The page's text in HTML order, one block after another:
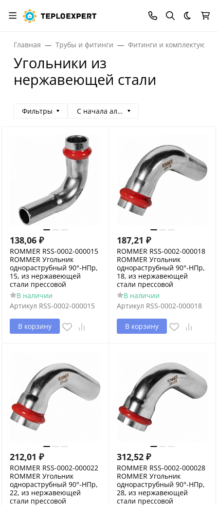
Темная
Главная Трубы и фитинги Фитинги и
Угольники из
нержавеющей стали
Фильтры С начала алфавита
138,06 ₽
ROMMER RSS-0002-000015
ROMMER Угольник
однораструбный 90°-НПр,
15, из нержавеющей
стали прессовой
В наличии
Артикул RSS-0002-000015
В корзину
187,21 ₽
ROMMER RSS-0002-000018
ROMMER Угольник
однораструбный 90°-НПр,
18, из нержавеющей
стали прессовой
В наличии
Артикул RSS-0002-000018
В корзину
212,01 ₽
ROMMER RSS-0002-000022
ROMMER Угольник
однораструбный 90°-НПр,
22, из нержавеющей
стали прессовой
312,52 ₽
ROMMER RSS-0002-000028
ROMMER Угольник
однораструбный 90°-НПр,
28, из нержавеющей
стали прессовой